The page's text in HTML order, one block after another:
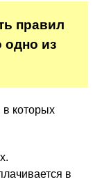
правил
одно из
которых
в